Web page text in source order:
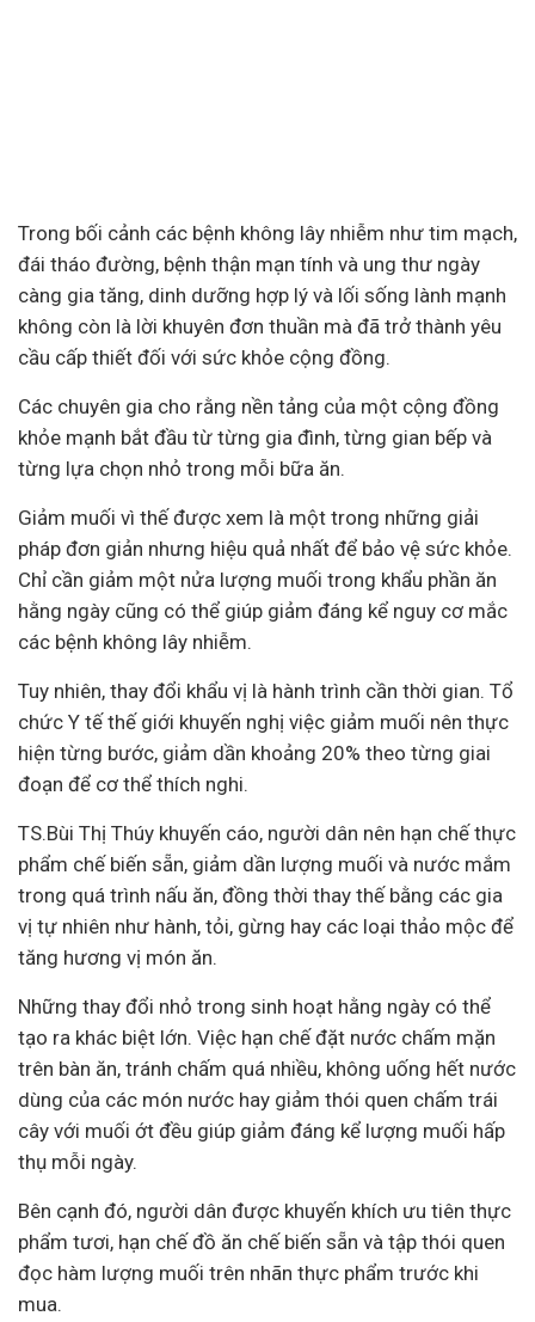
Trong bối cảnh các bệnh không lây nhiễm như tim mạch,
đái tháo đường, bệnh thận mạn tính và ung thư ngày
càng gia tăng, dinh dưỡng hợp lý và lối sống lành mạnh
không còn là lời khuyên đơn thuần mà đã trở thành yêu
cầu cấp thiết đối với sức khỏe cộng đồng.
Các chuyên gia cho rằng nền tảng của một cộng đồng
khỏe mạnh bắt đầu từ từng gia đình, từng gian bếp và
từng lựa chọn nhỏ trong mỗi bữa ăn.
Giảm muối vì thế được xem là một trong những giải
pháp đơn giản nhưng hiệu quả nhất để bảo vệ sức khỏe.
Chỉ cần giảm một nửa lượng muối trong khẩu phần ăn
hằng ngày cũng có thể giúp giảm đáng kể nguy cơ mắc
các bệnh không lây nhiễm.
Tuy nhiên, thay đổi khẩu vị là hành trình cần thời gian. Tổ
chức Y tế thế giới khuyến nghị việc giảm muối nên thực
hiện từng bước, giảm dần khoảng 20% theo từng giai
đoạn để cơ thể thích nghi.
TS.Bùi Thị Thúy khuyến cáo, người dân nên hạn chế thực
phẩm chế biến sẵn, giảm dần lượng muối và nước mắm
trong quá trình nấu ăn, đồng thời thay thế bằng các gia
vị tự nhiên như hành, tỏi, gừng hay các loại thảo mộc để
tăng hương vị món ăn.
Những thay đổi nhỏ trong sinh hoạt hằng ngày có thể
tạo ra khác biệt lớn. Việc hạn chế đặt nước chấm mặn
trên bàn ăn, tránh chấm quá nhiều, không uống hết nước
dùng của các món nước hay giảm thói quen chấm trái
cây với muối ớt đều giúp giảm đáng kể lượng muối hấp
thụ mỗi ngày.
Bên cạnh đó, người dân được khuyến khích ưu tiên thực
phẩm tươi, hạn chế đồ ăn chế biến sẵn và tập thói quen
đọc hàm lượng muối trên nhãn thực phẩm trước khi
mua.